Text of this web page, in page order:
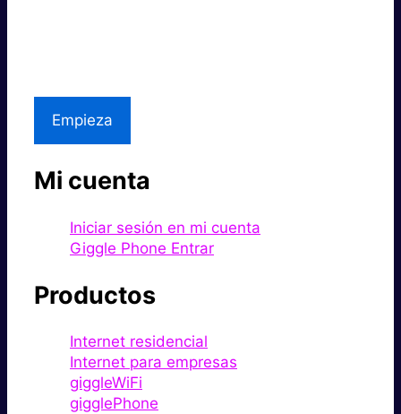
Empieza
Mi cuenta
Iniciar sesión en mi cuenta
Giggle Phone Entrar
Productos
Internet residencial
Internet para empresas
giggleWiFi
gigglePhone